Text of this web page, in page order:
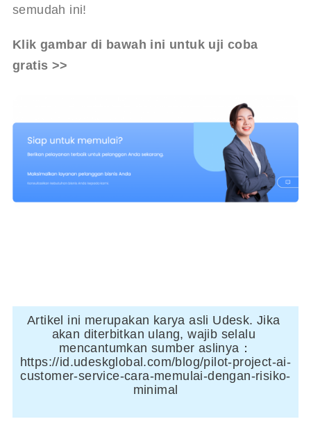
semudah ini!
Klik gambar di bawah ini untuk uji coba
gratis >>
Artikel ini merupakan karya asli Udesk. Jika
akan diterbitkan ulang, wajib selalu
mencantumkan sumber aslinya：
https://id.udeskglobal.com/blog/pilot-project-ai-
customer-service-cara-memulai-dengan-risiko-
minimal